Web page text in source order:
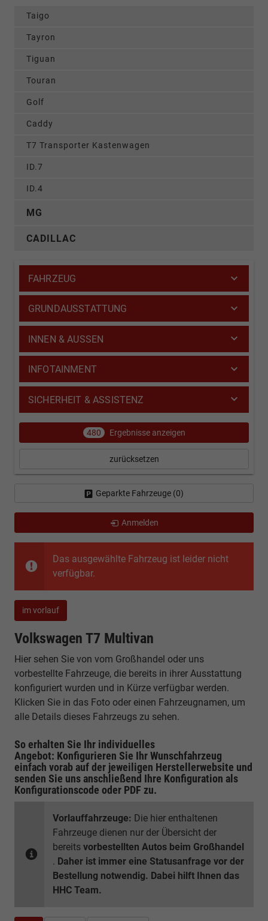
Das ausgewählte Fahrzeug ist leider nicht
verfügbar.
im vorlauf
Volkswagen T7 Multivan
Hier sehen Sie von vom Großhandel oder uns
vorbestellte Fahrzeuge, die bereits in ihrer Ausstattung
konfiguriert wurden und in Kürze verfügbar werden.
Klicken Sie in das Foto oder einen Fahrzeugnamen, um
alle Details dieses Fahrzeugs zu sehen.
So erhalten Sie Ihr individuelles
Angebot: Konfigurieren Sie Ihr Wunschfahrzeug
einfach vorab auf der jeweiligen Herstellerwebsite und
senden Sie uns anschließend Ihre Konfiguration als
Konfigurationscode oder PDF zu.
Vorlauffahrzeuge: Die hier enthaltenen
Fahrzeuge dienen nur der Übersicht der
bereits vorbestellten Autos beim Großhandel
. Daher ist immer eine Statusanfrage vor der
Bestellung notwendig. Dabei hilft Ihnen das
HHC Team.
Taigo
Tayron
Tiguan
Touran
Golf
Caddy
T7 Transporter Kastenwagen
ID.7
ID.4
MG
CADILLAC
FAHRZEUG
GRUNDAUSSTATTUNG
INNEN & AUSSEN
INFOTAINMENT
SICHERHEIT & ASSISTENZ
480 Ergebnisse anzeigen
zurücksetzen
Geparkte Fahrzeuge (0)
Anmelden